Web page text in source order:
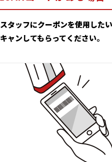
タッフにクーポンを使用した
ャンしてもらってください。